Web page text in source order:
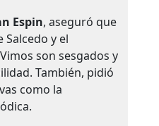
Espin, aseguró que
y el
son sesgados y
También, pidió
como la